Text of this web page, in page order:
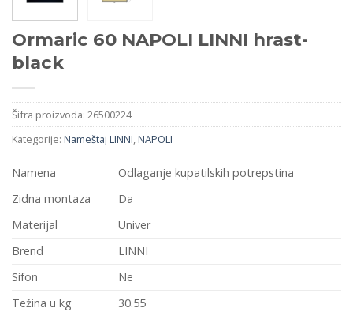
Ormaric 60 NAPOLI LINNI hrast-
black
Šifra proizvoda: 26500224
Kategorije: Nameštaj LINNI NAPOLI
Namena
Odlaganje kupatilskih potrepstina
Zidna montaza
Da
Materijal
Univer
Brend
LINNI
Sifon
Ne
Težina u kg
30.55